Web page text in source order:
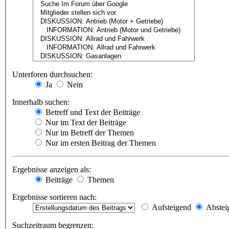
Unterforen durchsuchen:
Ja
Nein
Innerhalb suchen:
Betreff und Text der Beiträge
Nur im Text der Beiträge
Nur im Betreff der Themen
Nur im ersten Beitrag der Themen
Ergebnisse anzeigen als:
Beiträge
Themen
Ergebnisse sortieren nach:
Aufsteigend
Suchzeitraum begrenzen: